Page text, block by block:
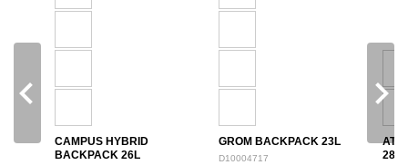
CAMPUS HYBRID
BACKPACK 26L
GROM BACKPACK 23L
D10004717
28L
navigate_before navigate_next